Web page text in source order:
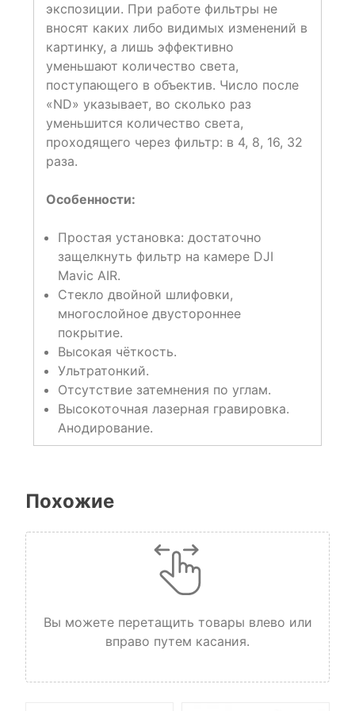
экспозиции. При работе фильтры не
вносят каких либо видимых изменений в
картинку, а лишь эффективно
уменьшают количество света,
поступающего в объектив. Число после
«ND» указывает, во сколько раз
уменьшится количество света,
проходящего через фильтр: в 4, 8, 16, 32
раза.
Особенности:
Простая установка: достаточно
защелкнуть фильтр на камере DJI
Mavic AIR.
Стекло двойной шлифовки,
многослойное двустороннее
покрытие.
Высокая чёткость.
Ультратонкий.
Отсутствие затемнения по углам.
Высокоточная лазерная гравировка.
Анодирование.
Похожие
Вы можете перетащить товары влево или
вправо путем касания.